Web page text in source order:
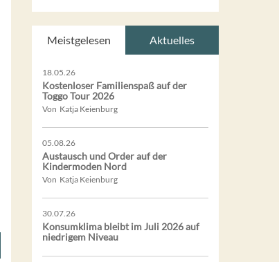
Meistgelesen Aktuelles
18.05.26
Kostenloser Familienspaß auf der
Toggo Tour 2026
Von Katja Keienburg
05.08.26
Austausch und Order auf der
Kindermoden Nord
Von Katja Keienburg
30.07.26
Konsumklima bleibt im Juli 2026 auf
niedrigem Niveau